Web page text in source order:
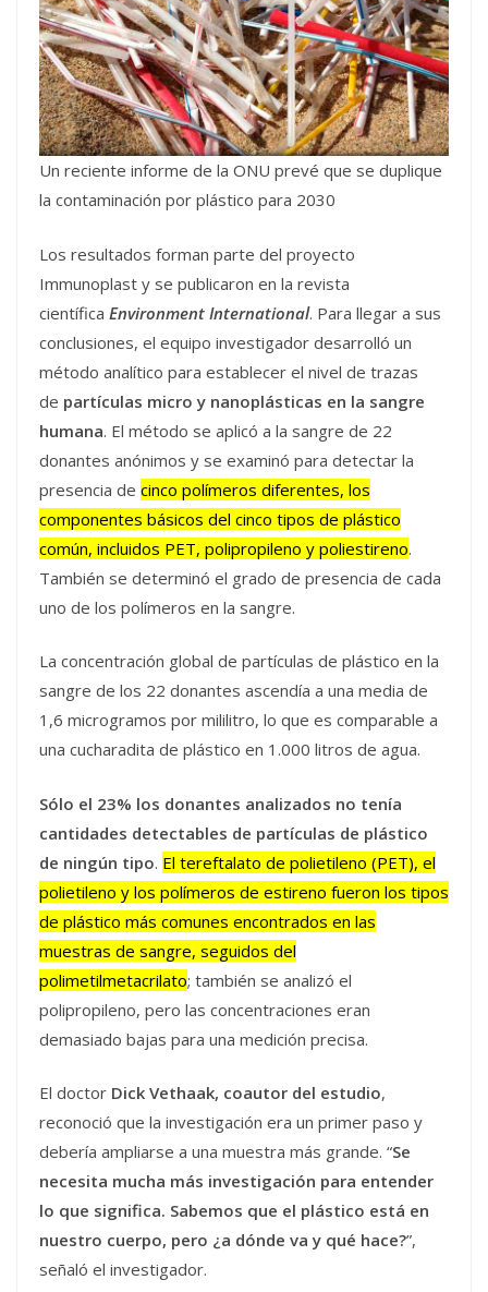
Un reciente informe de la ONU prevé que se duplique
la contaminación por plástico para 2030
Los resultados forman parte del proyecto
Immunoplast y se publicaron en la revista
científica Environment International. Para llegar a sus
conclusiones, el equipo investigador desarrolló un
método analítico para establecer el nivel de trazas
de partículas micro y nanoplásticas en la sangre
humana. El método se aplicó a la sangre de 22
donantes anónimos y se examinó para detectar la
presencia de cinco polímeros diferentes, los
componentes básicos del cinco tipos de plástico
común, incluidos PET, polipropileno y poliestireno.
También se determinó el grado de presencia de cada
uno de los polímeros en la sangre.
La concentración global de partículas de plástico en la
sangre de los 22 donantes ascendía a una media de
1,6 microgramos por mililitro, lo que es comparable a
una cucharadita de plástico en 1.000 litros de agua.
Sólo el 23% los donantes analizados no tenía
cantidades detectables de partículas de plástico
de ningún tipo. El tereftalato de polietileno (PET), el
polietileno y los polímeros de estireno fueron los tipos
de plástico más comunes encontrados en las
muestras de sangre, seguidos del
polimetilmetacrilato; también se analizó el
polipropileno, pero las concentraciones eran
demasiado bajas para una medición precisa.
El doctor Dick Vethaak, coautor del estudio,
reconoció que la investigación era un primer paso y
debería ampliarse a una muestra más grande. “Se
necesita mucha más investigación para entender
lo que significa. Sabemos que el plástico está en
nuestro cuerpo, pero ¿a dónde va y qué hace?”,
señaló el investigador.